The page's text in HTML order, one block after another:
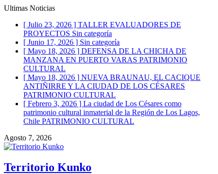
Ultimas Noticias
[ Julio 23, 2026 ] TALLER EVALUADORES DE
PROYECTOS Sin categoría
[ Junio 17, 2026 ] Sin categoría
[ Mayo 18, 2026 ] DEFENSA DE LA CHICHA DE
MANZANA EN PUERTO VARAS PATRIMONIO
CULTURAL
[ Mayo 18, 2026 ] NUEVA BRAUNAU, EL CACIQUE
ANTIÑIRRE Y LA CIUDAD DE LOS CÉSARES
PATRIMONIO CULTURAL
[ Febrero 3, 2026 ] La ciudad de Los Césares como
patrimonio cultural inmaterial de la Región de Los Lagos,
Chile PATRIMONIO CULTURAL
Agosto 7, 2026
Territorio Kunko